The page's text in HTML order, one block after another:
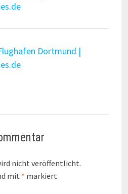
Dortmund |
nicht veröffentlicht.
mit * markiert